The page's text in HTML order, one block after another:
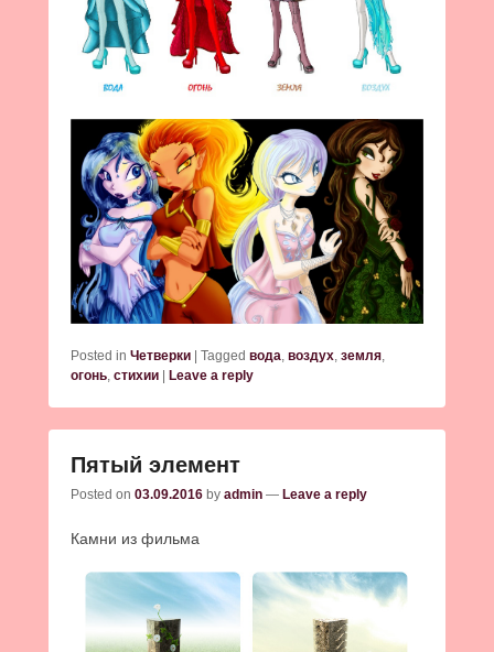
Posted in Четверки Tagged вода, воздух, земля,
огонь, стихии Leave a reply
Пятый элемент
Posted on 03.09.2016 by admin — Leave a reply
Камни из фильма